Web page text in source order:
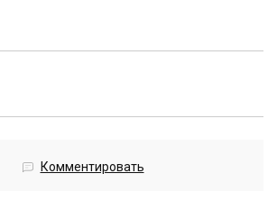
Комментировать